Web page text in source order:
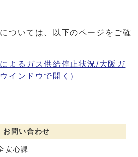
ついては、以下のページをご確
よるガス供給停止状況/大阪ガ
ウインドウで開く）
お問い合わせ
安心課